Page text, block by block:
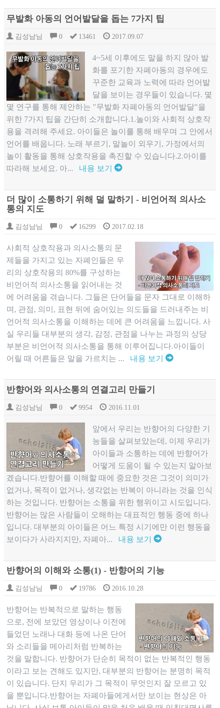
무발화 아동의 언어발달을 돕는 7가지 팁
김성남님 0 13461 2017.09.07
4~5세 이후에도 말을 하지 않아 발
화를 포기한 자폐아동의 경우에도
꾸준한 교육과 노력에 따라 언어발
달을 보이는 경우들이 있습니다. 몇
몇 연구를 통해 제안하는 "무발화 자폐아동의 언어발달"을
위한 7가지 팁을 간단히 소개합니다.1.놀이와 사회적 상호작
용을 격려해 주세요. 아이들은 놀이를 통해 배우며 그 안에서
언어를 배웁니다. 노래 부르기, 말놀이 외우기, 가정에서의
놀이 활동을 통해 상호작용을 촉진할 수 있습니다.2.아이를
따라해 보세요. 아... 내용 보기
더 많이 소통하기 위해 덜 말하기 - 비언어적 의사소
통의 지도
김성남님 0 16299 2017.02.18
사회적 상호작용과 의사소통의 문
제들을 가지고 있는 자폐인들은 우
리의 상호작용의 80%를 구성하는
비언어적 의사소통을 읽어내는 것
에 어려움을 겪습니다. 그들은 단어들을 문자 그대로 이해하
며, 관점, 의미, 표현 뒤에 숨어있는 의도들을 드러내주는 비
언어적 의사소통을 이해하는 데에 큰 어려움을 느낍니다. 사
실 우리들 대부분의 생각, 감정, 관점을 나누는 과정의 상당
부분은 비언어적 의사소통을 통해 이루어집니다.아이들이
어릴 때 어른들은 말을 가르치는 ... 내용 보기
반향어와 의사소통의 연결고리 만들기
김성남님 0 9954 2016.11.01
앞에서 우리는 반향어의 다양한 기
능들을 살펴보았는데, 이제 우리가
아이들과 소통하는 데에 반향어가
어떻게 도움이 될 수 있는지 알아보
겠습니다.반향어를 이해할 때에 중요한 것은 그것이 의미가
없거나, 목적이 없거나, 생각없는 반복이 아니라는 것을 인식
하는 것입니다. 반향어는 소통을 위한 행위이고 시도입니다.
반향어는 많은 사람들이 오해하는 대표적인 행동 중에 하나
입니다. 대부분의 아이들은 어느 특정 시기에만 이런 행동을
보이다가 사라지지만, 자폐아... 내용 보기
반향어의 이해와 소통(1) - 반향어의 기능
김성남님 0 19786 2016.10.28
반향어는 반복적으로 말하는 행동
으로, 전에 보았던 영상이나 이전에
들었던 노래나 대화 등에 나온 단어
와 소리들을 메아리처럼 반복하는
것을 말합니다. 반향어가 단순히 목적이 없는 반복적인 행동
이라고 보는 견해도 있지만, 대부분의 반향어는 분명히 목적
이 있습니다. 단지 우리가 그 목적이 무엇인지 잘 모르고 있
을 뿐입니다.반향어는 자폐아들에게서만 보이는 현상은 아